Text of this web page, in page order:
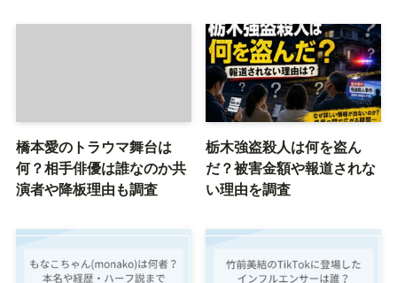
橋本愛のトラウマ舞台は
何？相手俳優は誰なのか共
演者や降板理由も調査
栃木強盗殺人は何を盗ん
だ？被害金額や報道されな
い理由を調査